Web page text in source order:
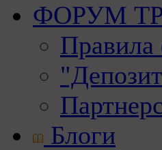
ФОРУМ
Правила
Блоги